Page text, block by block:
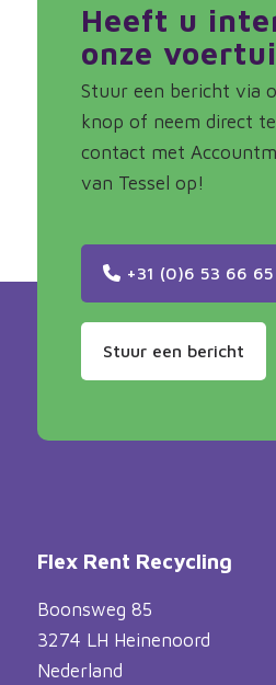
Heeft u
onze
Stuur een bericht via
knop of neem direct
contact met
van Tessel op!
+31 (0)6 53 66 65
Stuur een bericht
Flex Rent Recycling
Boonsweg 85
3274 LH Heinenoord
Nederland